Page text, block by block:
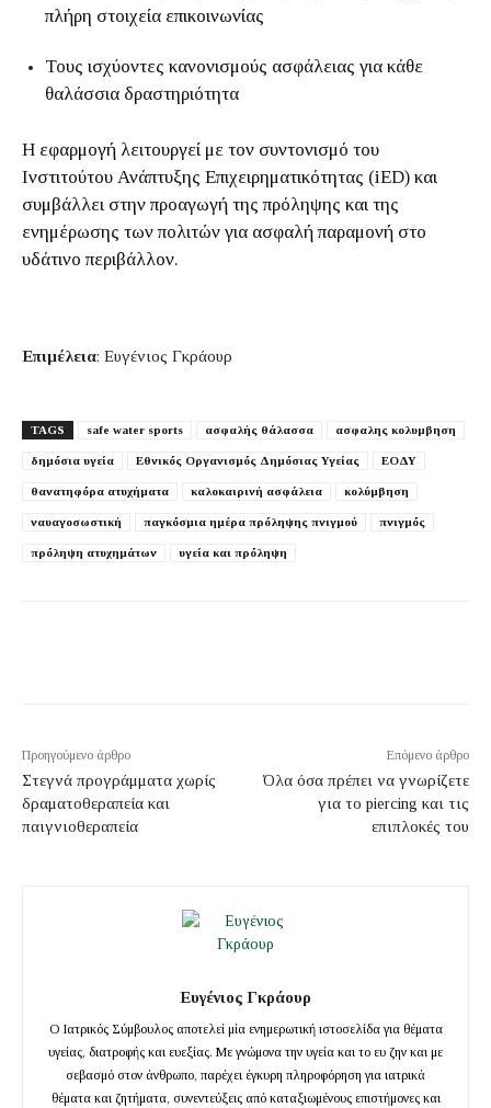
πλήρη στοιχεία επικοινωνίας
Τους ισχύοντες κανονισμούς ασφάλειας για κάθε
θαλάσσια δραστηριότητα
Η εφαρμογή λειτουργεί με τον συντονισμό του
Ινστιτούτου Ανάπτυξης Επιχειρηματικότητας (iED) και
συμβάλλει στην προαγωγή της πρόληψης και της
ενημέρωσης των πολιτών για ασφαλή παραμονή στο
υδάτινο περιβάλλον.
Επιμέλεια: Ευγένιος Γκράουρ
TAGS safe water sports ασφαλής θάλασσα ασφαλης κολυμβηση
δημόσια υγεία Εθνικός Οργανισμός Δημόσιας Υγείας ΕΟΔΥ
θανατηφόρα ατυχήματα καλοκαιρινή ασφάλεια κολύμβηση
ναυαγοσωστική παγκόσμια ημέρα πρόληψης πνιγμού πνιγμός
πρόληψη ατυχημάτων υγεία και πρόληψη
Προηγούμενο άρθρο
Στεγνά προγράμματα χωρίς
δραματοθεραπεία και
παιγνιοθεραπεία
Επόμενο άρθρο
Όλα όσα πρέπει να γνωρίζετε
για το piercing και τις
επιπλοκές του
Ευγένιος Γκράουρ
Ο Ιατρικός Σύμβουλος αποτελεί μία ενημερωτική ιστοσελίδα για θέματα
υγείας, διατροφής και ευεξίας. Με γνώμονα την υγεία και το ευ ζην και με
σεβασμό στον άνθρωπο, παρέχει έγκυρη πληροφόρηση για ιατρικά
θέματα και ζητήματα, συνεντεύξεις από καταξιωμένους επιστήμονες και